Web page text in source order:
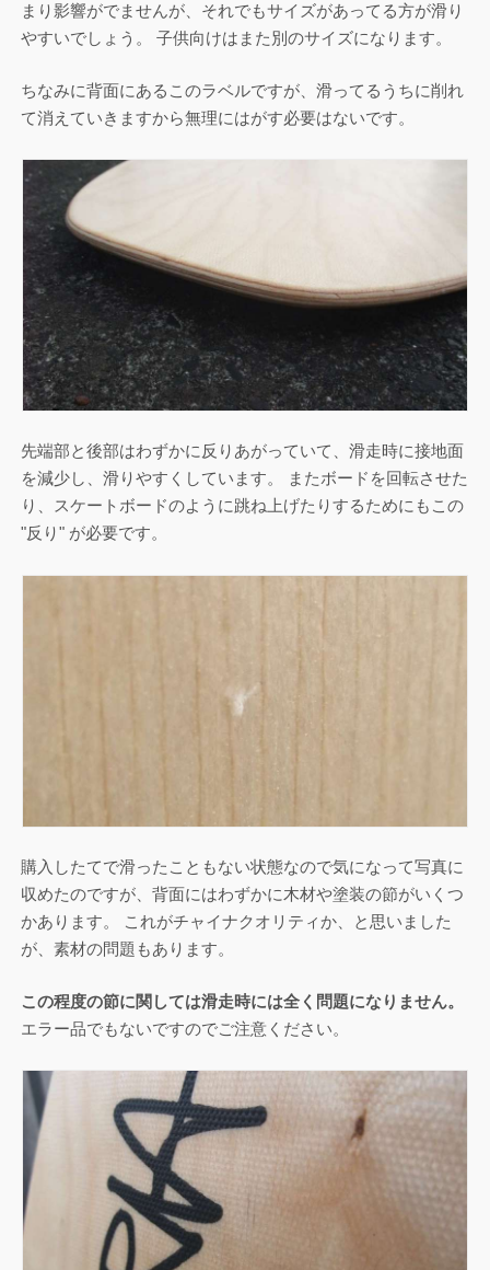
まり影響がでませんが、それでもサイズがあってる方が滑り
やすいでしょう。 子供向けはまた別のサイズになります。
ちなみに背面にあるこのラベルですが、滑ってるうちに削れ
て消えていきますから無理にはがす必要はないです。
先端部と後部はわずかに反りあがっていて、滑走時に接地面
を減少し、滑りやすくしています。 またボードを回転させた
り、スケートボードのように跳ね上げたりするためにもこの
"反り" が必要です。
購入したてで滑ったこともない状態なので気になって写真に
収めたのですが、背面にはわずかに木材や塗装の節がいくつ
かあります。 これがチャイナクオリティか、と思いました
が、素材の問題もあります。
この程度の節に関しては滑走時には全く問題になりません。
エラー品でもないですのでご注意ください。